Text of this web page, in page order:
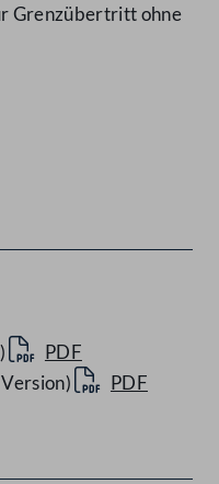
Grenzübertritt ohne
PDF
PDF